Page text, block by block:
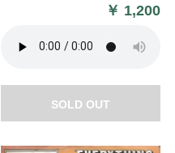
￥ 1,200
SOLD OUT